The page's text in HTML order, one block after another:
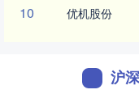
10 优机股份
沪